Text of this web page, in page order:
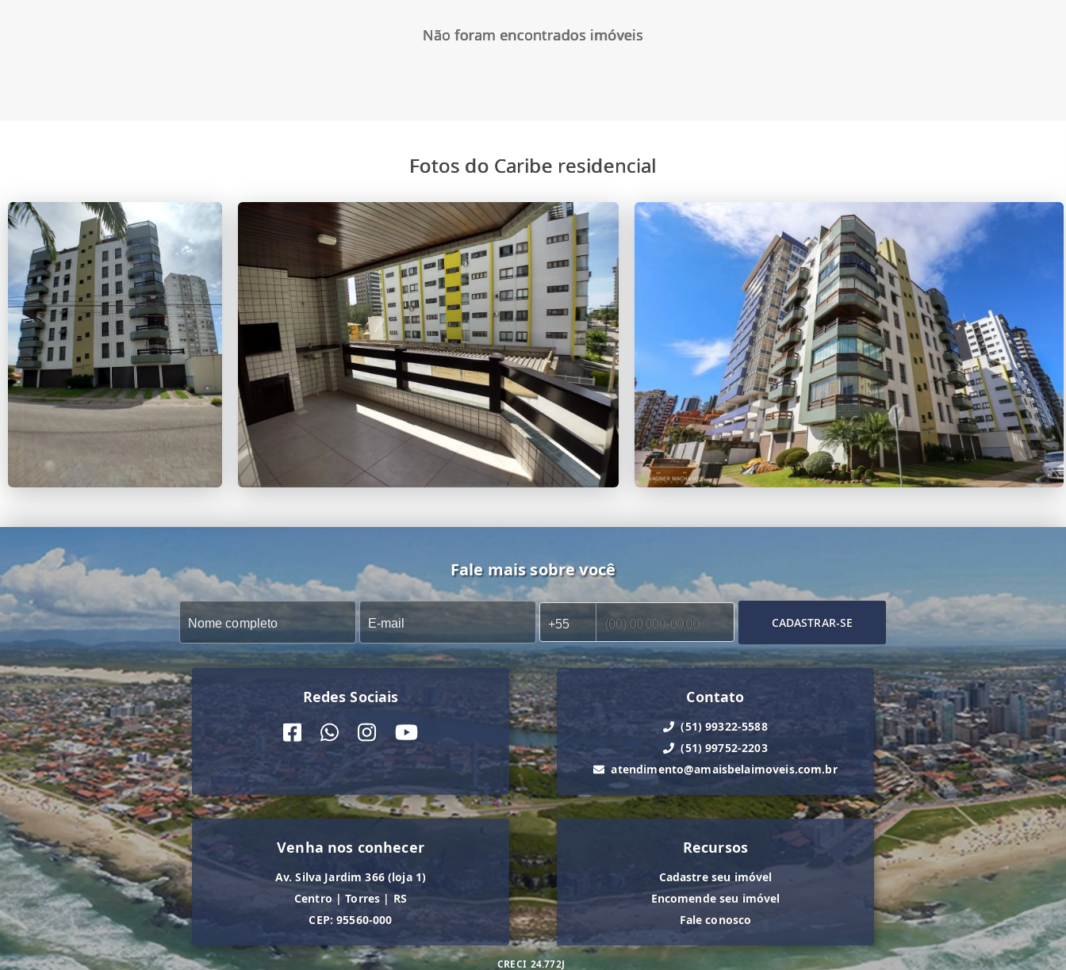
Não foram encontrados imóveis
Fotos do Caribe residencial
Fale mais sobre você
CADASTRAR-SE
Redes Sociais Contato
(51) 99322-5588
(51) 99752-2203
atendimento@amaisbelaimoveis.com.br
Venha nos conhecer
Av. Silva Jardim 366 (loja 1)
Centro | Torres | RS
CEP: 95560-000
Recursos
Cadastre seu imóvel
Encomende seu imóvel
Fale conosco
CRECI 24.772J